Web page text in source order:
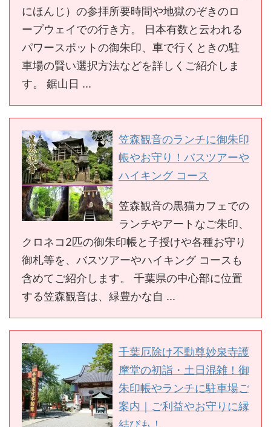
にほんじ）の参拝所要時間や地獄のぞきのロ
ープウェイでの行き方。 日本有数と云われる
パワースポットの御朱印、車で行くときの駐
車場の賢い選択方法などを詳しくご紹介しま
す。 鋸山日 ...
笠森観音のランチに御朱印
帳やお守り！バスツアーや
ハイキング コース
笠森観音の黒猫カフェでの
ランチやアートなご朱印、
クロネコ2匹の御朱印帳と子授けや各種お守り
御札等を、バスツアーやハイキング コースも
含めてご紹介します。 千葉県の中心部に位置
する笠森観音は、緑豊かな自 ...
千葉厄除け不動尊妙泉寺護
摩堂の初詣・土日混雑！御
朱印帳やランチに駐車場ご
案内｜ご利益やお守りに縁
結びも！